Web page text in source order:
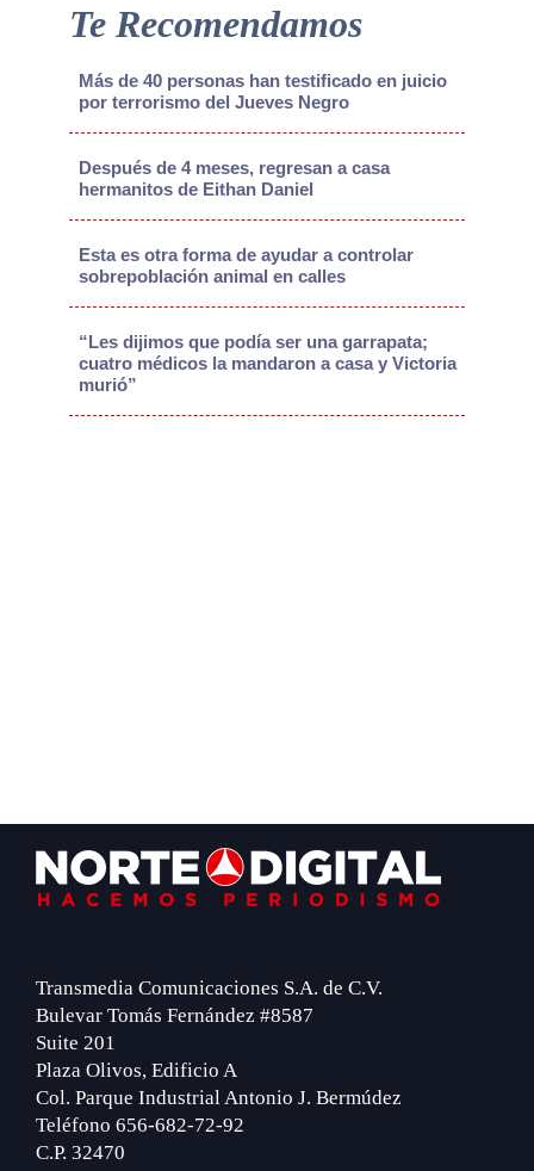
Te Recomendamos
Más de 40 personas han testificado en juicio
por terrorismo del Jueves Negro
Después de 4 meses, regresan a casa
hermanitos de Eithan Daniel
Esta es otra forma de ayudar a controlar
sobrepoblación animal en calles
“Les dijimos que podía ser una garrapata;
cuatro médicos la mandaron a casa y Victoria
murió”
Footer
Transmedia Comunicaciones S.A. de C.V.
Bulevar Tomás Fernández #8587
Suite 201
Plaza Olivos, Edificio A
Col. Parque Industrial Antonio J. Bermúdez
Teléfono 656-682-72-92
C.P. 32470